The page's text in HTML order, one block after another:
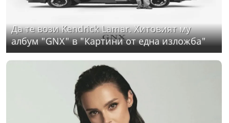
Да те вози Kendrick Lamar. Хитовият му
албум "GNX" в "Картини от една изложба"